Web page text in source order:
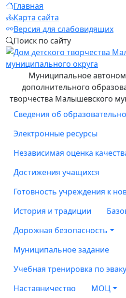
Главная
Карта сайта
Версия для слабовидящих
Поиск по сайту
Муниципальное
дополнительного
творчества Малышевского
Сведения об
Электронные ресурсы
Независимая оценка
Достижения учащихся
Готовность учреждения к
История и традиции
Дорожная безопасность
Муниципальное задание
Учебная тренировка по
Наставничество
МОЦ